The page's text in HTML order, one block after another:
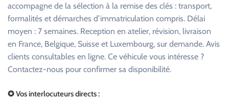
accompagne de la sélection à la remise des clés : transport,
formalités et démarches d’immatriculation compris. Délai
moyen : 7 semaines. Reception en atelier, révision, livraison
en France, Belgique, Suisse et Luxembourg, sur demande. Avis
clients consultables en ligne. Ce véhicule vous intéresse ?
Contactez-nous pour confirmer sa disponibilité.
✪ Vos interlocuteurs directs :